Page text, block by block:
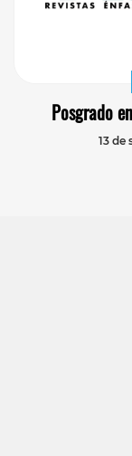
Posgrado
13 de